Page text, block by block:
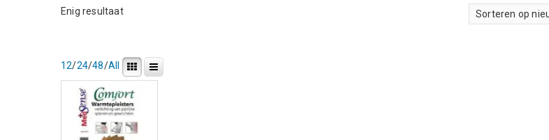
Enig resultaat
12/24/48/All